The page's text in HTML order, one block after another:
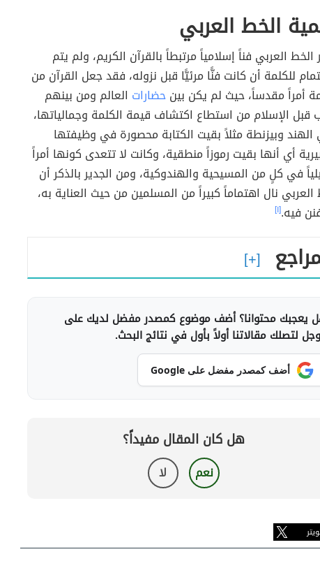
الخط العربي
الخط العربي فناً إسلامياً مرتبطاً بالقرآن الكريم، ولم يتم
للكلمة أن كانت فنًّا مرئيًّا قبل نزوله، فقد جعل القرآن من
أمراً مقدساً، حيث لم يكن بينحضارات العالم ومن بينهم
قبل الإسلام من استطاع اكتشاف قيمة الكلمة وجمالياتها،
وبيزنطة مثلاً بقيت الكتابة محصورة في وظيفتها
أي أنها بقيت رموزاً منطقية، وكانت لا تتعدى كونها أمراً
في كلٍ من المسيحية والهندوكية، ومن الجدير بالذكر أن
العربي نال اهتماماً كبيراً من المسلمين من حيث العناية به،
فيه.[١]
يعجبك محتوانا؟ أضف موضوع كمصدر مفضل لديك على
لتصلك مقالاتنا أولاً بأول في نتائج البحث.
أضف كمصدر مفضل على Google
هل كان المقال مفيداً؟
نعم لا